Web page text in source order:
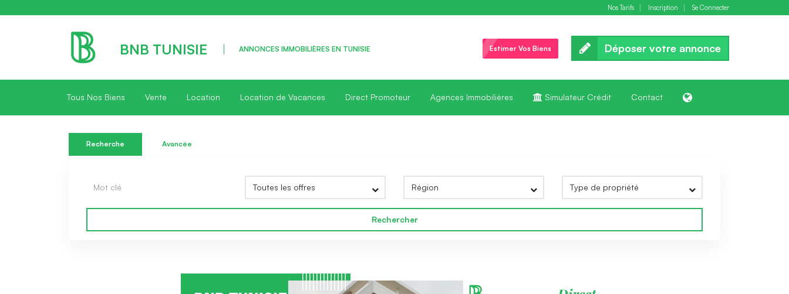
Nos Tarifs Inscription Se Connecter
BNB TUNISIE ANNONCES IMMOBILIÈRES EN TUNISIE Estimer Vos Biens Déposer votre annonce
Tous Nos Biens Vente Location Location de Vacances Direct Promoteur Agences Immobilières Simulateur Crédit Contact
Recherche Avancée
Rechercher